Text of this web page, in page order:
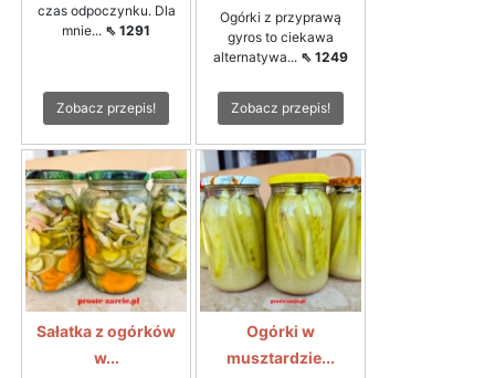
czas odpoczynku. Dla
mnie... ⇖ 1291
Zobacz przepis!
Ogórki z przyprawą
gyros to ciekawa
alternatywa... ⇖ 1249
Zobacz przepis!
Sałatka z ogórków
w...
Ogórki w
musztardzie...